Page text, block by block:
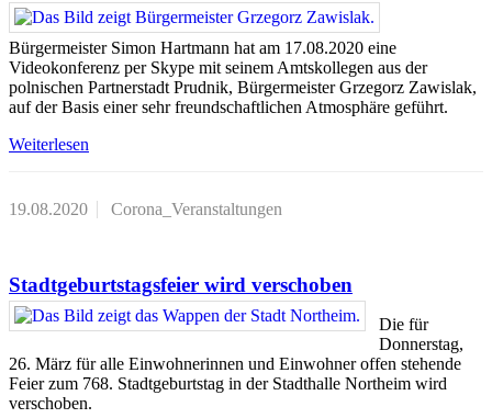
Bürgermeister Simon Hartmann hat am 17.08.2020 eine
Videokonferenz per Skype mit seinem Amtskollegen aus der
polnischen Partnerstadt Prudnik, Bürgermeister Grzegorz Zawislak,
auf der Basis einer sehr freundschaftlichen Atmosphäre geführt.
Weiterlesen
19.08.2020 Corona_Veranstaltungen
Stadtgeburtstagsfeier wird verschoben
Die für
Donnerstag,
26. März für alle Einwohnerinnen und Einwohner offen stehende
Feier zum 768. Stadtgeburtstag in der Stadthalle Northeim wird
verschoben.